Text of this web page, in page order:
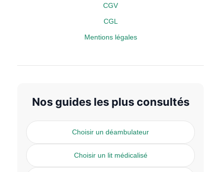
CGV
CGL
Mentions légales
Nos guides les plus consultés
Choisir un déambulateur
Choisir un lit médicalisé